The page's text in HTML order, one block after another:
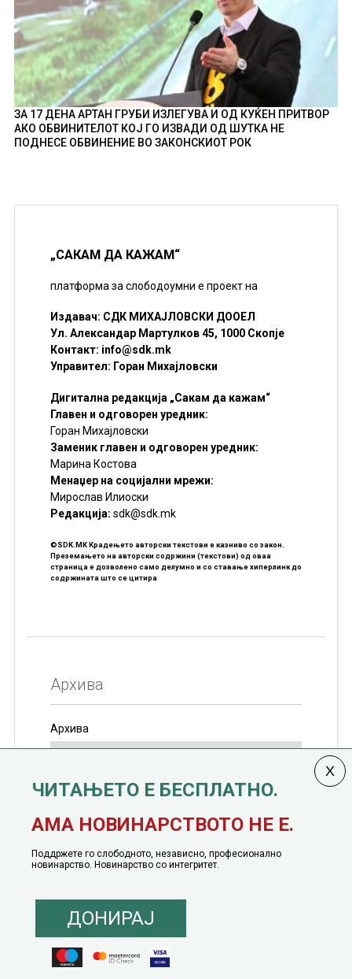
ЗА 17 ДЕНА АРТАН ГРУБИ ИЗЛЕГУВА И ОД КУЌЕН ПРИТВОР
АКО ОБВИНИТЕЛОТ КОЈ ГО ИЗВАДИ ОД ШУТКА НЕ
ПОДНЕСЕ ОБВИНЕНИЕ ВО ЗАКОНСКИОТ РОК
„САКАМ ДА КАЖАМ“
платформа за слободоумни е проект на
Издавач: СДК МИХАЈЛОВСКИ ДООЕЛ
Ул. Александар Мартулков 45, 1000 Скопје
Контакт: info@sdk.mk
Управител: Горан Михајловски
Дигитална редакција „Сакам да кажам“
Главен и одговорен уредник:
Горан Михајловски
Заменик главен и одговорен уредник:
Марина Костова
Менаџер на социјални мрежи:
Мирослав Илиоски
Редакцијa: sdk@sdk.mk
©SDK.MK Крадењето авторски текстови е казниво со закон.
Преземањето на авторски содржини (текстови) од оваа
страница е дозволено само делумно и со ставање хиперлинк до
содржината што се цитира
Архива
Архива
јануари, 1991 година
Понуда за политичко рекламирање
Политика на инклузија |Кодекс на однесување
ЧИТАЊЕТО Е БЕСПЛАТНО.
АМА НОВИНАРСТВОТО НЕ Е.
Поддржете го слободното, независно, професионално
новинарство. Новинарство со интегритет.
ДОНИРАЈ